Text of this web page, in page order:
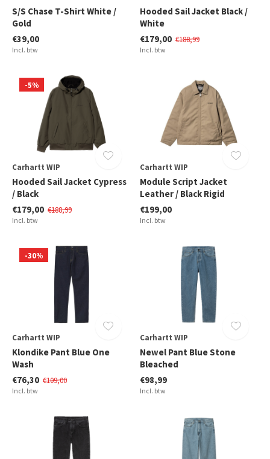
S/S Chase T-Shirt White /
Gold
€39,00
Incl. btw
Hooded Sail Jacket Black /
White
€179,00 €188,99
Incl. btw
-5%
Carhartt WIP
Hooded Sail Jacket Cypress
/ Black
€179,00 €188,99
Incl. btw
Carhartt WIP
Module Script Jacket
Leather / Black Rigid
€199,00
Incl. btw
-30%
Carhartt WIP
Klondike Pant Blue One
Wash
€76,30 €109,00
Incl. btw
Carhartt WIP
Newel Pant Blue Stone
Bleached
€98,99
Incl. btw